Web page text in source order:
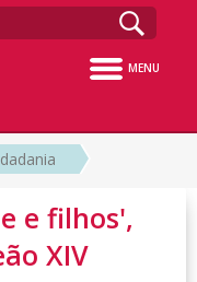
MENU
e filhos',
XIV